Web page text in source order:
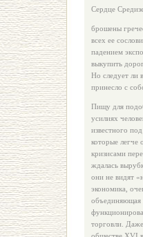
Сердце
брошены
всех ее
падением
вы­купить
Но следует ли
принесло с
Пищу для
усилиях
известного
которые легче
кризисами
ждалась
они не видят
экономика,
объединяющая
торговли.